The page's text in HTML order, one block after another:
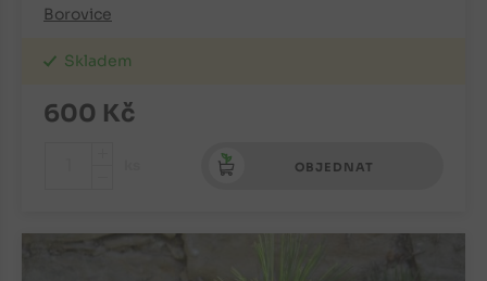
Borovice
Skladem
600 Kč
OBJEDNAT